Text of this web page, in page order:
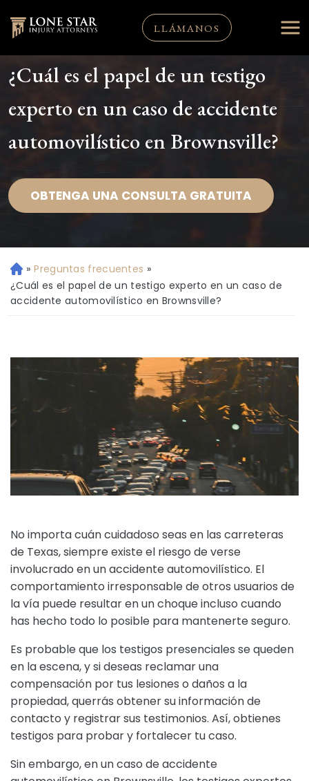
LLÁMANOS
¿Cuál es el papel de un testigo
experto en un caso de accidente
automovilístico en Brownsville?
OBTENGA UNA CONSULTA GRATUITA
Ini
ci
o
» Preguntas frecuentes »
¿Cuál es el papel de un testigo experto en un caso de
accidente automovilístico en Brownsville?
No importa cuán cuidadoso seas en las carreteras
de Texas, siempre existe el riesgo de verse
involucrado en un accidente automovilístico. El
comportamiento irresponsable de otros usuarios de
la vía puede resultar en un choque incluso cuando
has hecho todo lo posible para mantenerte seguro.
Es probable que los testigos presenciales se queden
en la escena, y si deseas reclamar una
compensación por tus lesiones o daños a la
propiedad, querrás obtener su información de
contacto y registrar sus testimonios. Así, obtienes
testigos para probar y fortalecer tu caso.
Sin embargo, en un caso de accidente